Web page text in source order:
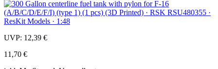
UVP: 12,39 €
11,70 €